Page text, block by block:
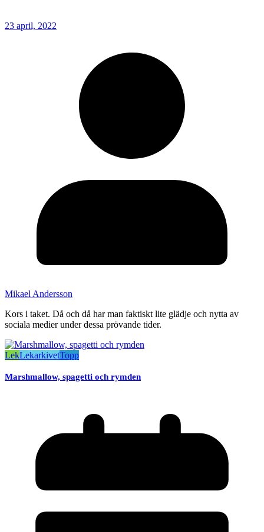
23 april, 2022
Mikael Andersson
Kors i taket. Då och då har man faktiskt lite glädje och nytta av
sociala medier under dessa prövande tider.
LekLekarkivetTopp
Marshmallow, spagetti och rymden